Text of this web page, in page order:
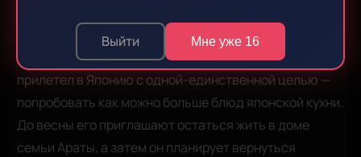
Выйти Мне уже 16
загадочным существом по имени Кудзима,
прибывшим из России. Как выясняется, Кудзима
прилетел в Японию с одной-единственной целью —
попробовать как можно больше блюд японской кухни.
До весны его приглашают остаться жить в доме
семьи Араты, а затем он планирует вернуться